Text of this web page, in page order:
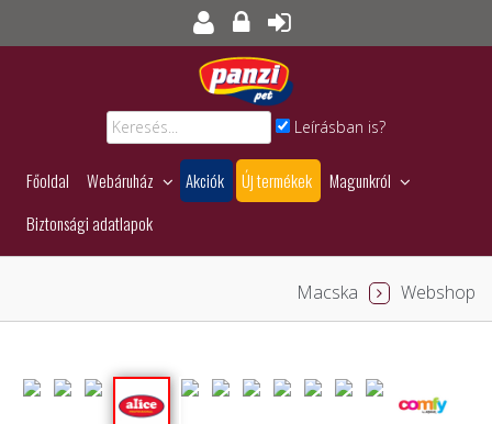
Leírásban is?
Főoldal Webáruház Akciók Új termékek
Magunkról
Biztonsági adatlapok
Webshop
Macska